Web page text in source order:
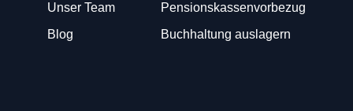
Unser Team
Blog
Pensionskassenvorbezug
Buchhaltung auslagern